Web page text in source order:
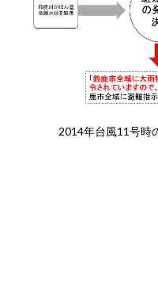
2014年台風11号時